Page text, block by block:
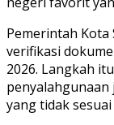
Pemerintah
verifikasi
2026. Langkah
yang tidak